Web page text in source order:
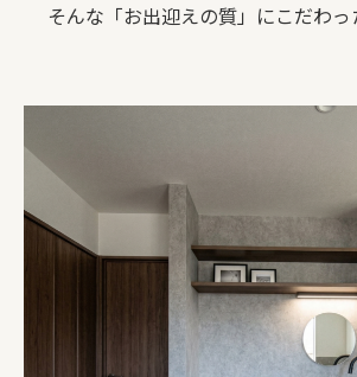
そんな「お出迎えの質」にこだわっ